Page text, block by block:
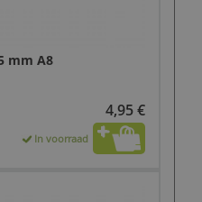
mm A8
4,95 €
In voorraad